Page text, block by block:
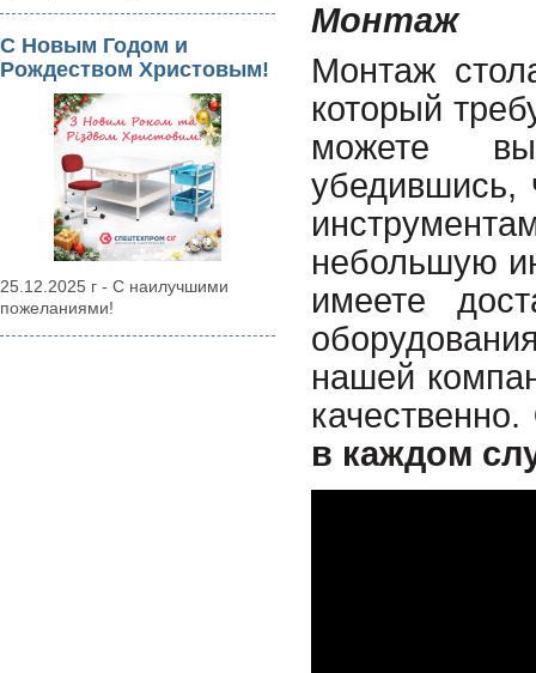
С Новым Годом и
Рождеством Христовым!
25.12.2025 г - С наилучшими
пожеланиями!
Монтаж
Монтаж
который
можете
убедившись,
небольшую
имеете
нашей
качественно.
в каждом